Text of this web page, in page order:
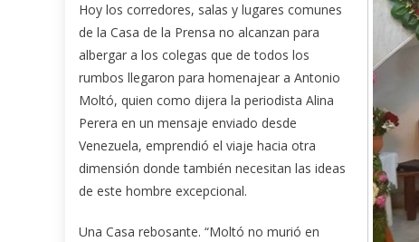
Hoy los corredores, salas y lugares comunes
de la Casa de la Prensa no alcanzan para
albergar a los colegas que de todos los
rumbos llegaron para homenajear a Antonio
Moltó, quien como dijera la periodista Alina
Perera en un mensaje enviado desde
Venezuela, emprendió el viaje hacia otra
dimensión donde también necesitan las ideas
de este hombre excepcional.
Una Casa rebosante. “Moltó no murió en